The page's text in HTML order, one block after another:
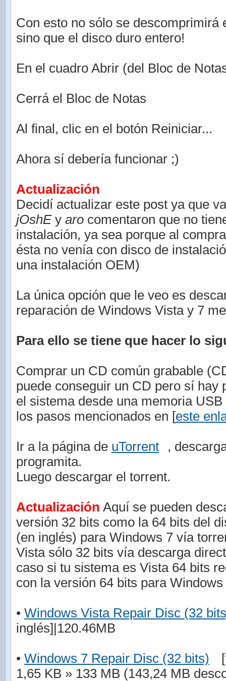
Con esto no sólo se descomprimirá
sino que el disco duro entero!
En el cuadro Abrir (del Bloc de
Cerrá el Bloc de Notas
Al final, clic en el botón Reiniciar...
Ahora sí debería funcionar ;)
Actualización
Decidí actualizar este post ya que
jOshEy aro comentaron que no
instalación, ya sea porque al
ésta no venía con disco de
una instalación OEM)
La única opción que le veo es
reparación de Windows Vista y 7
Para ello se tiene que hacer lo
Comprar un CD común grabable
puede conseguir un CD pero sí hay
el sistema desde una memoria
los pasos mencionados en [este
Ir a la página de uTorrent
,
programita.
Luego descargar el torrent.
Actualización Aquí se pueden
versión 32 bits como la 64 bits del
(en inglés) para Windows 7 vía
Vista sólo 32 bits vía descarga
caso si tu sistema es Vista 64 bits
con la versión 64 bits para Windows
• Windows Vista Repair Disc (32
inglés]|120.46MB
• Windows 7 Repair Disc (32 bits)
1,65 KB » 133 MB (143,24 MB